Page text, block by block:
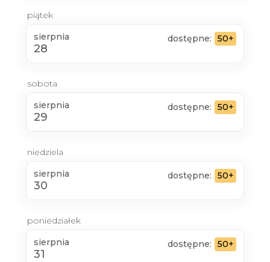
piątek
sierpnia
28
dostępne: 50+
sobota
sierpnia
29
dostępne: 50+
niedziela
sierpnia
30
dostępne: 50+
poniedziałek
sierpnia
31
dostępne: 50+